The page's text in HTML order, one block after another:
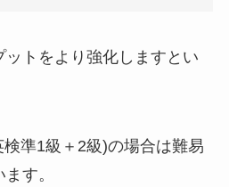
ットをより強化しますとい
準1級＋2級)の場合は難易
す。